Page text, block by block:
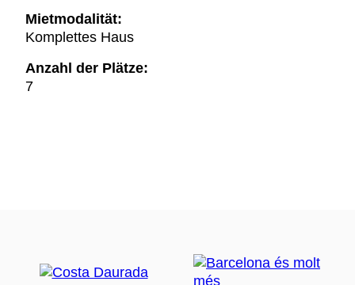
Mietmodalität:
Komplettes Haus
Anzahl der Plätze:
7